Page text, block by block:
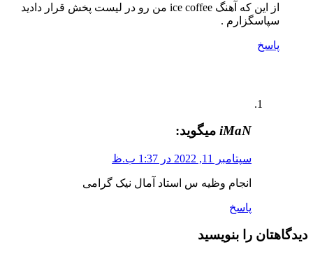
از این که آهنگ ice coffee من رو در لیست پخش قرار دادید
سپاسگزارم .
پاسخ
iMaN میگوید:
سپتامبر 11, 2022 در 1:37 ب.ظ
انجام وظیه س استاد آمال نیک گرامی
پاسخ
دیدگاهتان را بنویسید